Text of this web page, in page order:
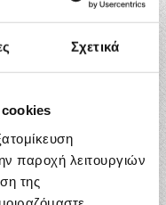
Σχετικά
cookies
παροχή λειτουργιών
της